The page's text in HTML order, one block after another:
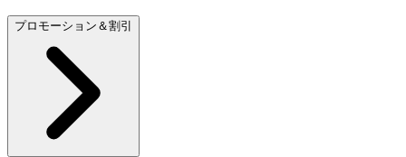
プロモーション＆割引